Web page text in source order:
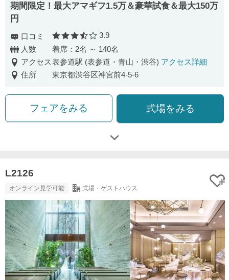
期間限定！最大アマギフ1.5万＆豪華試食＆最大150万
円
口コミ 口コミ評価
3.9
人数
着席：2名 ～ 140名
アクセス表参道駅 (表参道・青山・渋谷) アクセス詳細
住所
東京都渋谷区神宮前4-5-6
フェアをみる 式場をみる
L2126
オンライン見学可能 式場・ゲストハウス